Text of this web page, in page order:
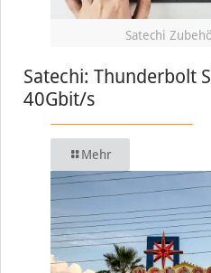
Satechi
Satechi: Thunderbolt
40Gbit/s
Mehr